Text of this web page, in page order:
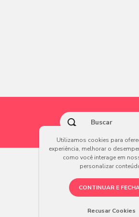
Utilizamos cookies para
experiência, melhorar o
como você interage em
personalizar
CONTINUAR E
Recusar Cookies